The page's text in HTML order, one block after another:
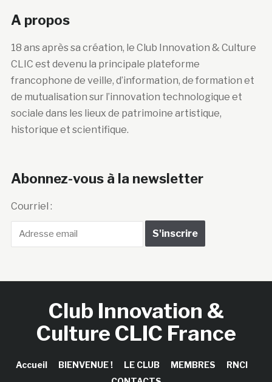
A propos
18 ans après sa création, le Club Innovation & Culture
CLIC est devenu la principale plateforme
francophone de veille, d’information, de formation et
de mutualisation sur l’innovation technologique et
sociale dans les lieux de patrimoine artistique,
historique et scientifique.
Abonnez-vous à la newsletter
Courriel :
Club Innovation &
Culture CLIC France
Accueil BIENVENUE ! LE CLUB MEMBRES
RNCI